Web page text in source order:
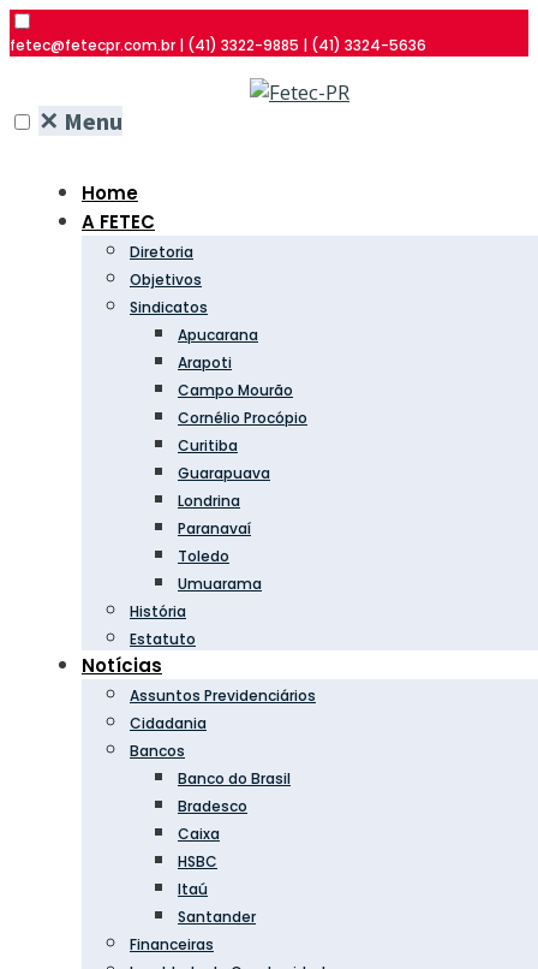
fetec@fetecpr.com.br | (41) 3322-9885 | (41) 3324-5636
✕ Menu
Home
A FETEC
Diretoria
Objetivos
Sindicatos
Apucarana
Arapoti
Campo Mourão
Cornélio Procópio
Curitiba
Guarapuava
Londrina
Paranavaí
Toledo
Umuarama
História
Estatuto
Notícias
Assuntos Previdenciários
Cidadania
Bancos
Banco do Brasil
Bradesco
Caixa
HSBC
Itaú
Santander
Financeiras